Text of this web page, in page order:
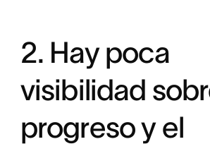
2. Hay poca
visibilidad
progreso y el